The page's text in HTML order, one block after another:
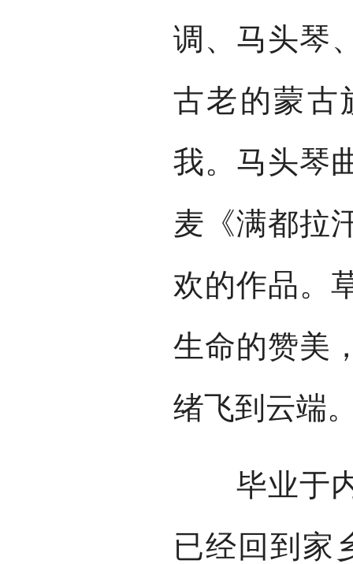
调、马头琴
古老的蒙古
我。马头琴
麦《满都拉
欢的作品。
生命的赞美
绪飞到云端
毕业于内
已经回到家